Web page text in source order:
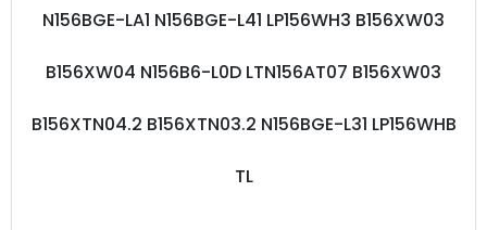
N156BGE-LA1 N156BGE-L41 LP156WH3 B156XW03
B156XW04 N156B6-L0D LTN156AT07 B156XW03
B156XTN04.2 B156XTN03.2 N156BGE-L31 LP156WHB
TL